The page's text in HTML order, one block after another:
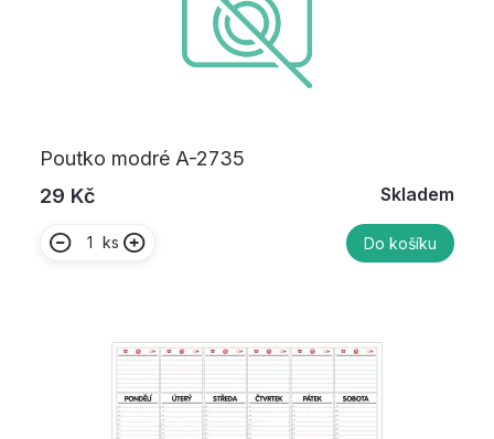
Poutko modré A-2735
29 Kč
Skladem
ks Do košíku